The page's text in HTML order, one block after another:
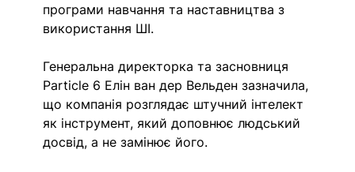
програми навчання та наставництва з
використання ШІ.
Генеральна директорка та засновниця
Particle 6 Елін ван дер Вельден зазначила,
що компанія розглядає штучний інтелект
як інструмент, який доповнює людський
досвід, а не замінює його.